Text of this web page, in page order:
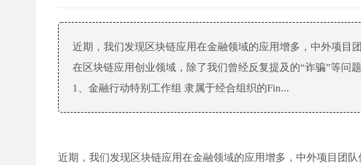
近期，我们发现区块链应用在金融领域的应用增多，中外项目
在区块链应用创业领域，除了我们曾经反复提及的“诈骗”等问
1、金融行动特别工作组 隶属于经合组织的Fin...
近期，我们发现区块链应用在金融领域的应用增多，中外项目团